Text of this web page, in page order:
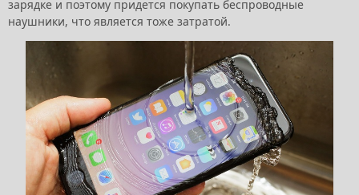
зарядке и поэтому придется покупать беспроводные
наушники, что является тоже затратой.